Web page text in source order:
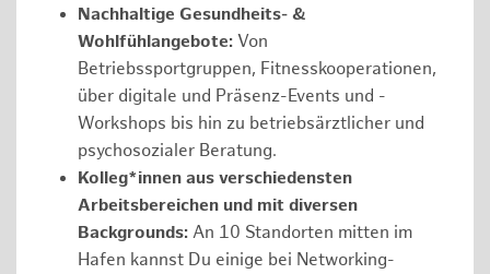
Nachhaltige Gesundheits- &
Wohlfühlangebote: Von
Betriebssportgruppen, Fitnesskooperationen,
über digitale und Präsenz-Events und -
Workshops bis hin zu betriebsärztlicher und
psychosozialer Beratung.
Kolleg*innen aus verschiedensten
Arbeitsbereichen und mit diversen
Backgrounds: An 10 Standorten mitten im
Hafen kannst Du einige bei Networking-